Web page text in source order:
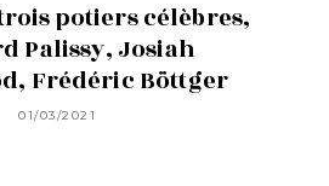
potiers célèbres,
Palissy, Josiah
Frédéric Böttger
01/03/2021